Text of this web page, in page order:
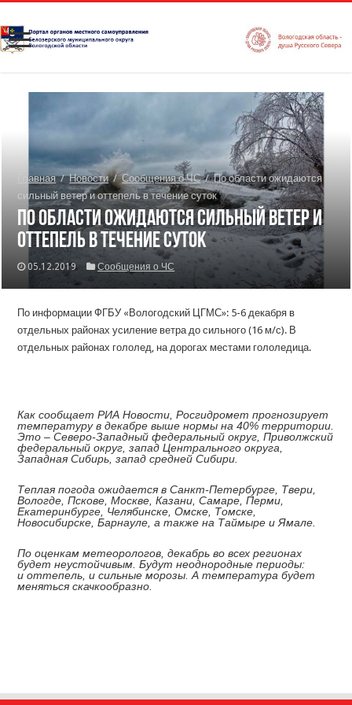
Главная / Новости / Сообщения о ЧС / По области ожидаются
сильный ветер и оттепель в течение суток
По области ожидаются сильный ветер и
оттепель в течение суток
05.12.2019 Сообщения о ЧС
По информации ФГБУ «Вологодский ЦГМС»: 5-6 декабря в
отдельных районах усиление ветра до сильного (16 м/с). В
отдельных районах гололед, на дорогах местами гололедица.
Как сообщает РИА Новости, Росгидромет прогнозирует
температуру в декабре выше нормы на 40% территории.
Это – Северо-Западный федеральный округ, Приволжский
федеральный округ, запад Центрального округа,
Западная Сибирь, запад средней Сибири.
Теплая погода ожидается в Санкт-Петербурге, Твери,
Вологде, Пскове, Москве, Казани, Самаре, Перми,
Екатеринбурге, Челябинске, Омске, Томске,
Новосибирске, Барнауле, а также на Таймыре и Ямале.
По оценкам метеорологов, декабрь во всех регионах
будет неустойчивым. Будут неоднородные периоды:
и оттепель, и сильные морозы. А температура будет
меняться скачкообразно.